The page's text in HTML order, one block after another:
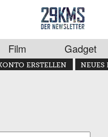
Film Gadget
ERSTELLEN NEUES